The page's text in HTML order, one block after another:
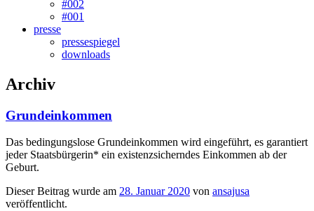
#002
#001
presse
pressespiegel
downloads
Archiv
Grundeinkommen
Das bedingungslose Grundeinkommen wird eingeführt, es garantiert
jeder Staatsbürgerin* ein existenzsicherndes Einkommen ab der
Geburt.
Dieser Beitrag wurde am 28. Januar 2020 von ansajusa
veröffentlicht.